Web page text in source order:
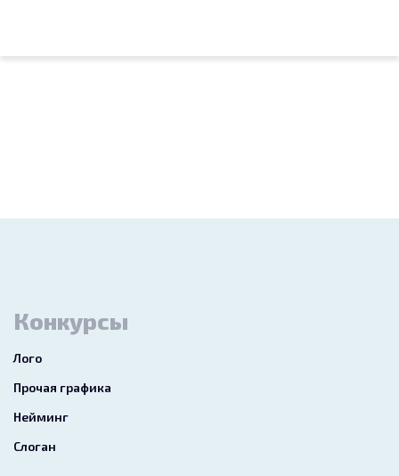
Конкурсы
Лого
Прочая графика
Нейминг
Слоган